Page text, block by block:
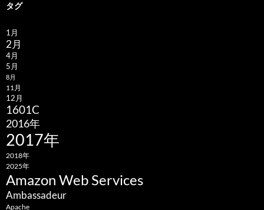
タグ
1月
2月
4月
5月
8月
11月
12月
1601C
2016年
2017年
2018年
2025年
Amazon Web Services
Ambassadeur
Apache